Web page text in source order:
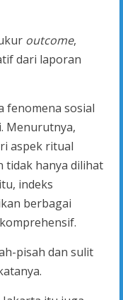
outcome,
dari laporan
fenomena sosial
Menurutnya,
aspek ritual
tidak hanya dilihat
indeks
berbagai
pisah dan sulit